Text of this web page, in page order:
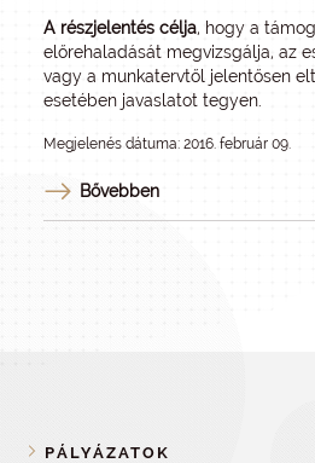
A részjelentés célja, hogy a
előrehaladását megvizsgálja, az
vagy a munkatervtől jelentősen
esetében javaslatot tegyen.
Megjelenés dátuma: 2016. február 09.
Bővebben
PÁLYÁZATOK